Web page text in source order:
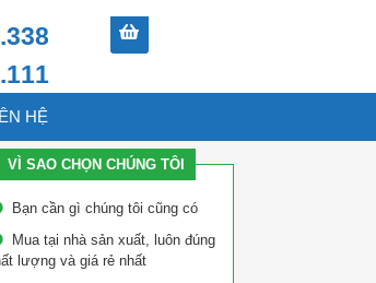
HỆ
VÌ SAO CHỌN CHÚNG TÔI
Bạn cần gì chúng tôi cũng có
Mua tại nhà sản xuất, luôn đúng
lượng và giá rẻ nhất